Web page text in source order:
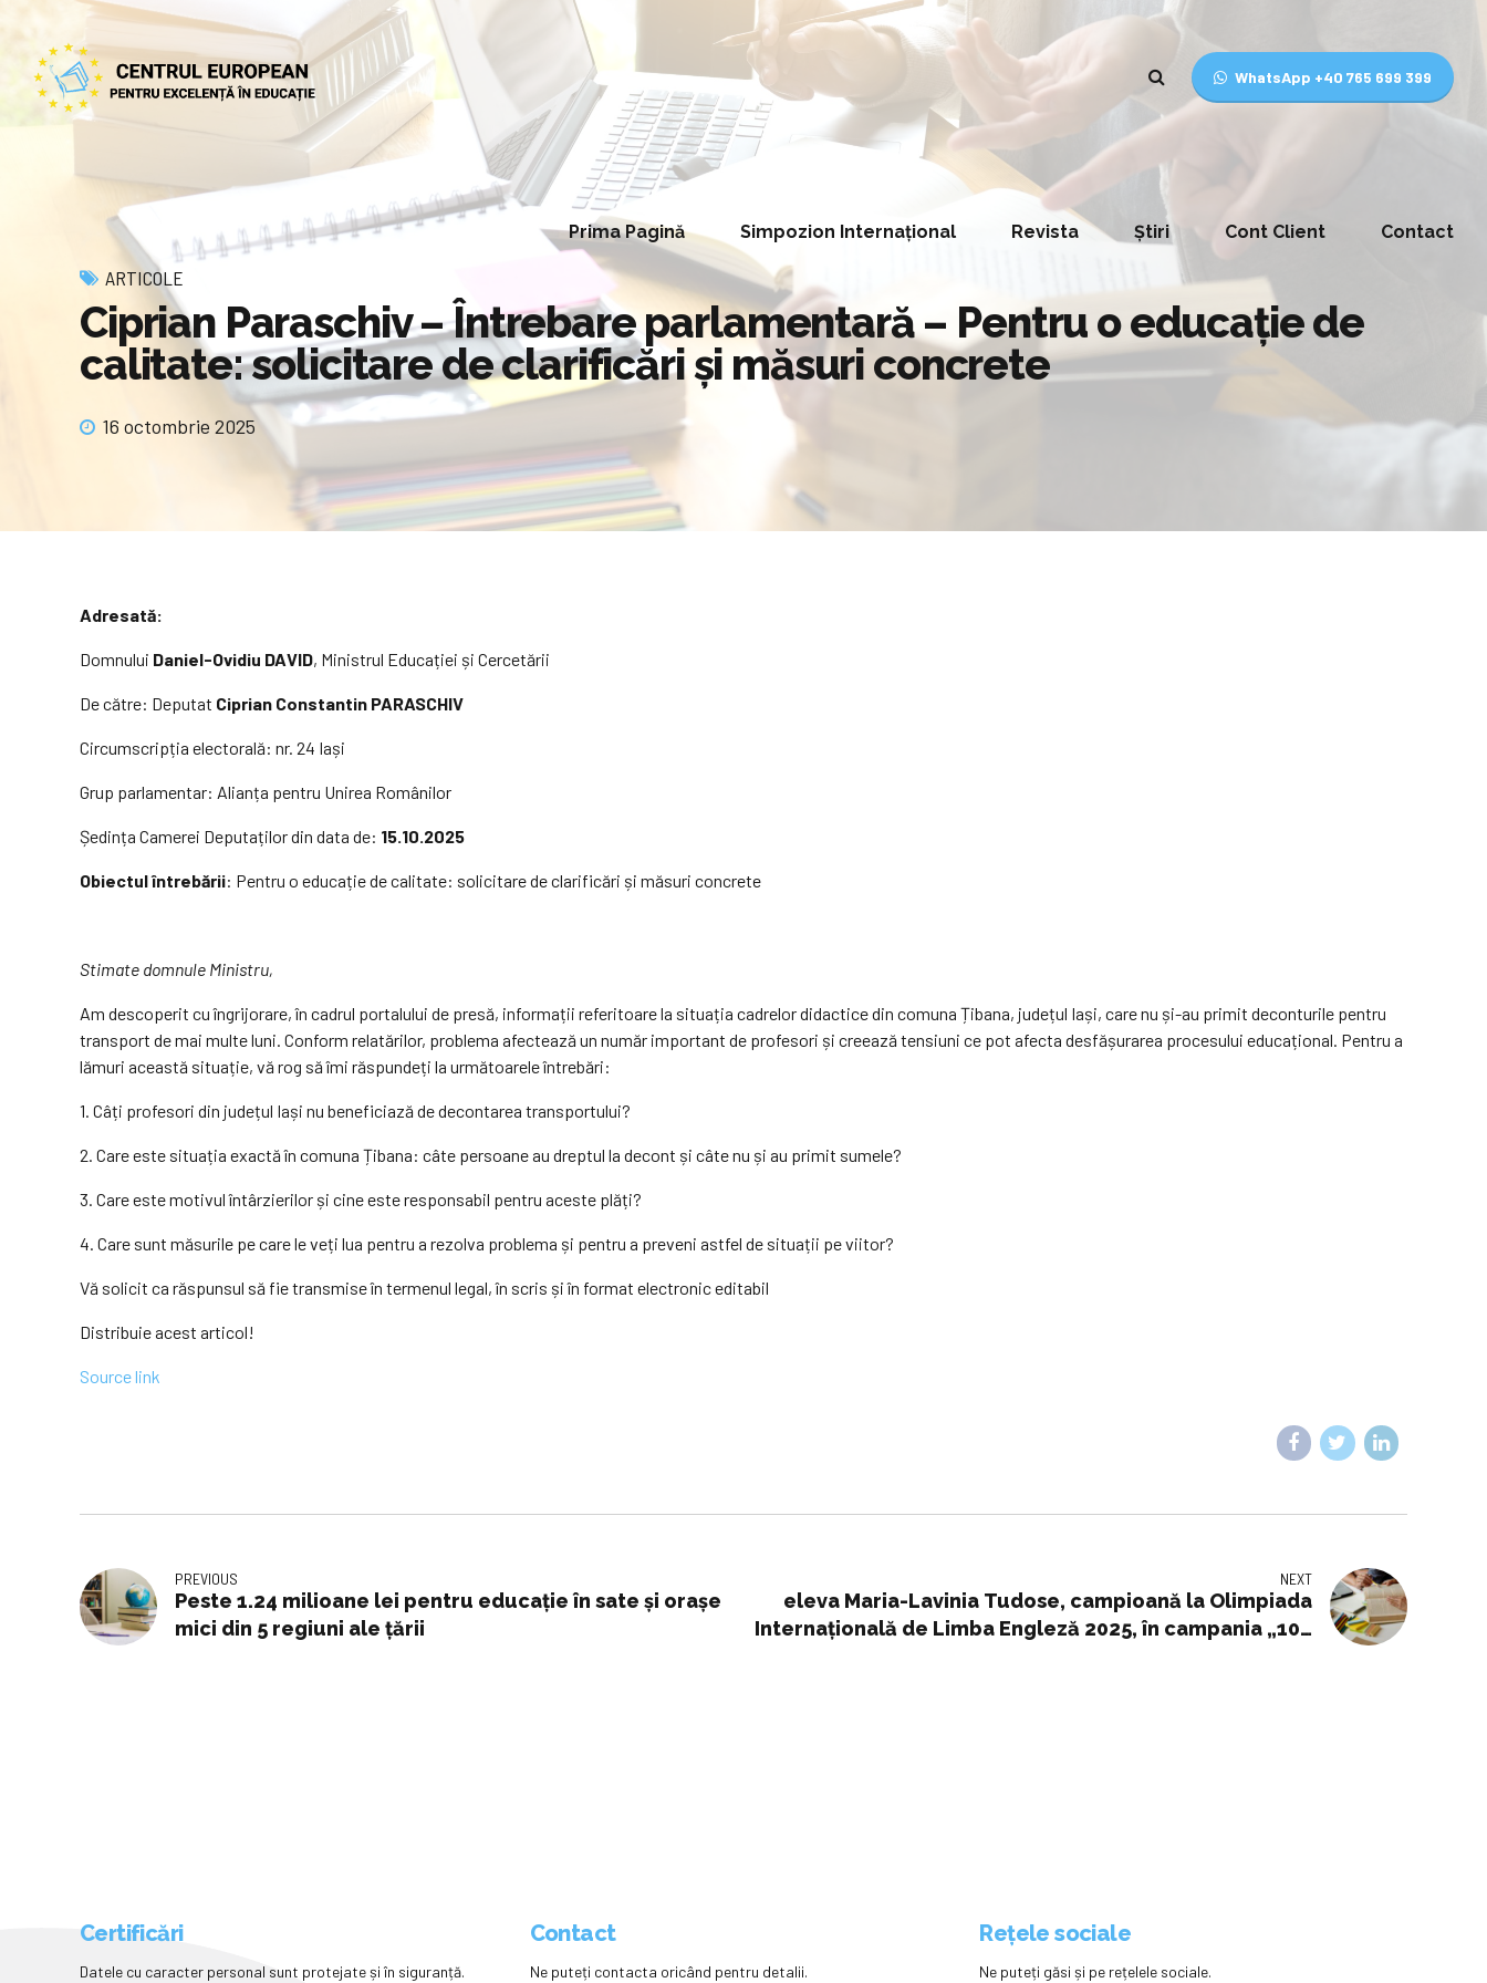
WhatsApp +40 765 699 399
Prima Pagină Simpozion Internațional Revista Știri Cont Client Contact
ARTICOLE
Ciprian Paraschiv – Întrebare parlamentară – Pentru o educație de
calitate: solicitare de clarificări și măsuri concrete
16 octombrie 2025
Adresată:
Domnului Daniel-Ovidiu DAVID, Ministrul Educației și Cercetării
De către: Deputat Ciprian Constantin PARASCHIV
Circumscripția electorală: nr. 24 Iași
Grup parlamentar: Alianța pentru Unirea Românilor
Ședința Camerei Deputaților din data de: 15.10.2025
Obiectul întrebării: Pentru o educație de calitate: solicitare de clarificări și măsuri concrete
Stimate domnule Ministru,
Am descoperit cu îngrijorare, în cadrul portalului de presă, informații referitoare la situația cadrelor didactice din comuna Țibana, județul Iași, care nu și-au primit deconturile pentru
transport de mai multe luni. Conform relatărilor, problema afectează un număr important de profesori și creează tensiuni ce pot afecta desfășurarea procesului educațional. Pentru a
lămuri această situație, vă rog să îmi răspundeți la următoarele întrebări:
1. Câți profesori din județul Iași nu beneficiază de decontarea transportului?
2. Care este situația exactă în comuna Țibana: câte persoane au dreptul la decont și câte nu și au primit sumele?
3. Care este motivul întârzierilor și cine este responsabil pentru aceste plăți?
4. Care sunt măsurile pe care le veți lua pentru a rezolva problema și pentru a preveni astfel de situații pe viitor?
Vă solicit ca răspunsul să fie transmise în termenul legal, în scris și în format electronic editabil
Distribuie acest articol!
Source link
PREVIOUS
Peste 1.24 milioane lei pentru educație în sate și orașe
mici din 5 regiuni ale țării
NEXT
eleva Maria-Lavinia Tudose, campioană la Olimpiada
Internațională de Limba Engleză 2025, în campania „100
Certificări
Datele cu caracter personal sunt protejate și în siguranță.
Contact
Ne puteți contacta oricând pentru detalii.
Rețele sociale
Ne puteți găsi și pe rețelele sociale.